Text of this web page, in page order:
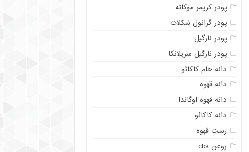
پودر کریمر موکاته
پودر گرانول شکلات
پودر نارگیل
پودر نارگیل سریلانکا
دانه خام کاکائو
دانه قهوه
دانه قهوه اوگاندا
دانه کاکائو
رست قهوه
روغن cbs